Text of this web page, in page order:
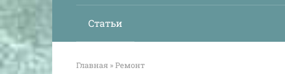
Статьи
Главная »Ремонт